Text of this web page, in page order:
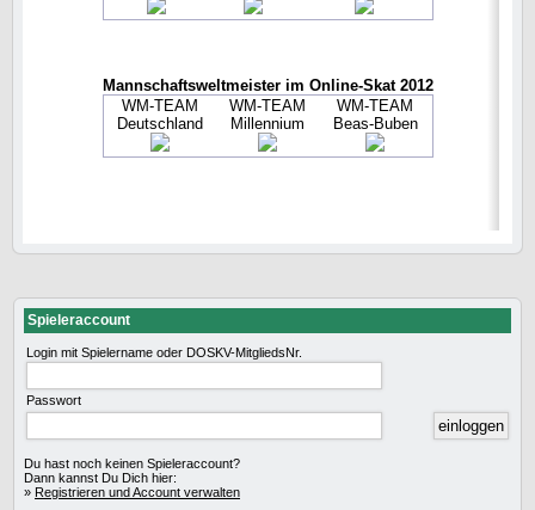
Mannschaftsweltmeister im Online-Skat 2012
WM-TEAM
Deutschland
WM-TEAM
Millennium
WM-TEAM
Beas-Buben
Spieleraccount
Login mit Spielername oder DOSKV-MitgliedsNr.
Passwort
Du hast noch keinen Spieleraccount?
Dann kannst Du Dich hier:
» Registrieren und Account verwalten